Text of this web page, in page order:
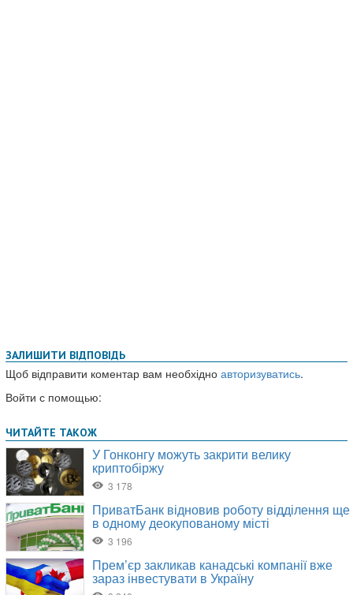
ЗАЛИШИТИ ВІДПОВІДЬ
Щоб відправити коментар вам необхідно авторизуватись.
Войти с помощью: